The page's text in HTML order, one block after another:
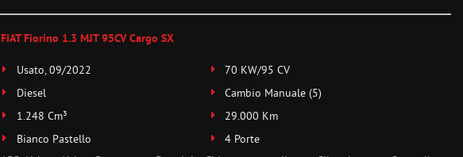
FIAT Fiorino 1.3 MJT 95CV Cargo SX
Usato, 09/2022
70 KW/95 CV
Diesel
Cambio Manuale (5)
1.248 Cm³
29.000 Km
Bianco Pastello
4 Porte